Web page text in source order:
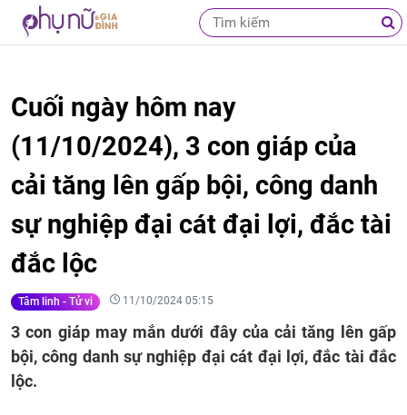
Cuối ngày hôm nay
(11/10/2024), 3 con giáp của
cải tăng lên gấp bội, công danh
sự nghiệp đại cát đại lợi, đắc tài
đắc lộc
Tâm linh - Tử vi 11/10/2024 05:15
3 con giáp may mắn dưới đây của cải tăng lên gấp
bội, công danh sự nghiệp đại cát đại lợi, đắc tài đắc
lộc.